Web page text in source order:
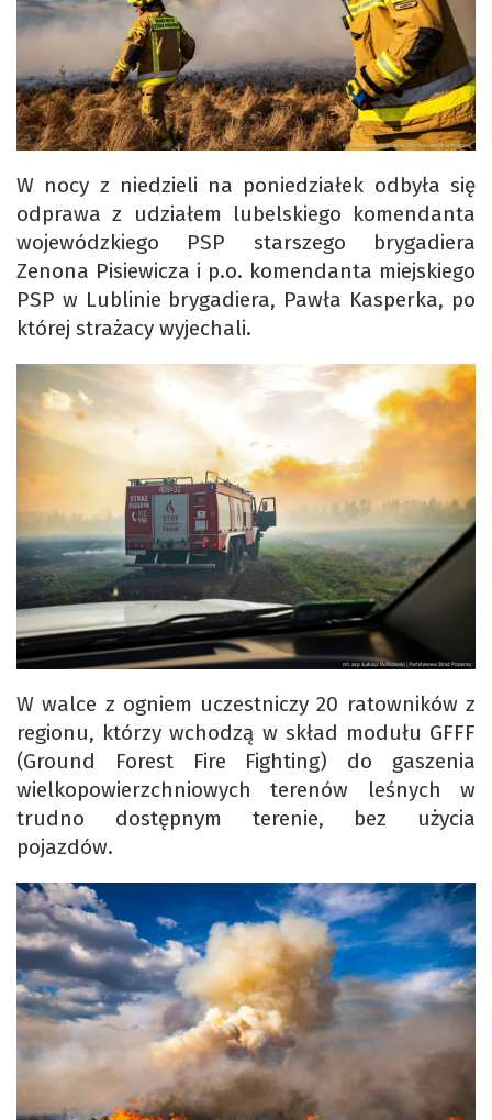
W nocy z niedzieli na poniedziałek odbyła się
odprawa z udziałem lubelskiego komendanta
wojewódzkiego PSP starszego brygadiera
Zenona Pisiewicza i p.o. komendanta miejskiego
PSP w Lublinie brygadiera, Pawła Kasperka, po
której strażacy wyjechali.
W walce z ogniem uczestniczy 20 ratowników z
regionu, którzy wchodzą w skład modułu GFFF
(Ground Forest Fire Fighting) do gaszenia
wielkopowierzchniowych terenów leśnych w
trudno dostępnym terenie, bez użycia
pojazdów.